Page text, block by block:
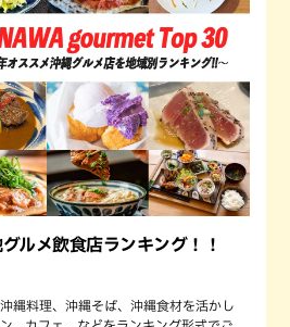
ルメ飲食店ランキング！！
縄料理、沖縄そば、沖縄食材を活かし